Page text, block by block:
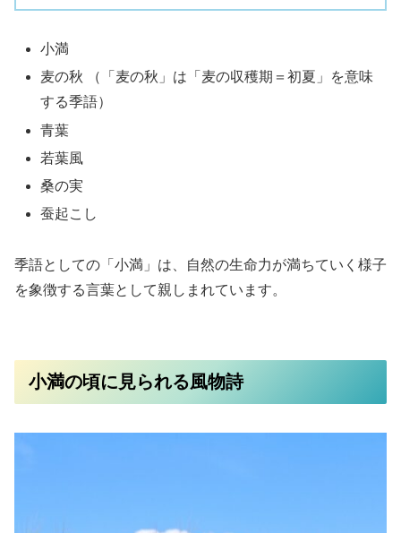
小満
麦の秋 （「麦の秋」は「麦の収穫期＝初夏」を意味
する季語）
青葉
若葉風
桑の実
蚕起こし
季語としての「小満」は、自然の生命力が満ちていく様子
を象徴する言葉として親しまれています。
小満の頃に見られる風物詩